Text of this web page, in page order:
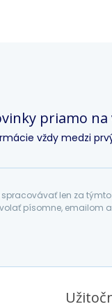
priamo na
vždy medzi
len za
písomne, emailom